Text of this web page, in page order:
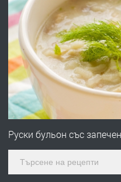
ПРЕДЛАГА
ПРЕДЛАГА
Руски бульон със